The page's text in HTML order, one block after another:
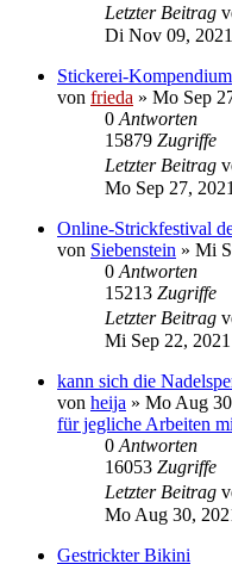
Letzter Beitrag
Di Nov 09,
Stickerei-Kompendium
von frieda » Mo Sep
0 Antworten
15879 Zugriffe
Letzter Beitrag
Mo Sep 27,
Online-Strickfestival
von Siebenstein » Mi
0 Antworten
15213 Zugriffe
Letzter Beitrag
Mi Sep 22,
kann sich die
von heija » Mo Aug
für jegliche Arbeiten
0 Antworten
16053 Zugriffe
Letzter Beitrag
Mo Aug 30,
Gestrickter Bikini